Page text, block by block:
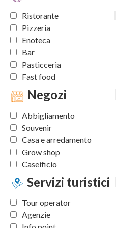
Ristorante
Pizzeria
Enoteca
Bar
Pasticceria
Fast food
Negozi
Abbigliamento
Souvenir
Casa e arredamento
Grow shop
Caseificio
Servizi turistici
Tour operator
Agenzie
Una guida completa ed
trascorrere del tempo a
un'esperienza ottimale ai
apprezzare al meglio le
Seguici su